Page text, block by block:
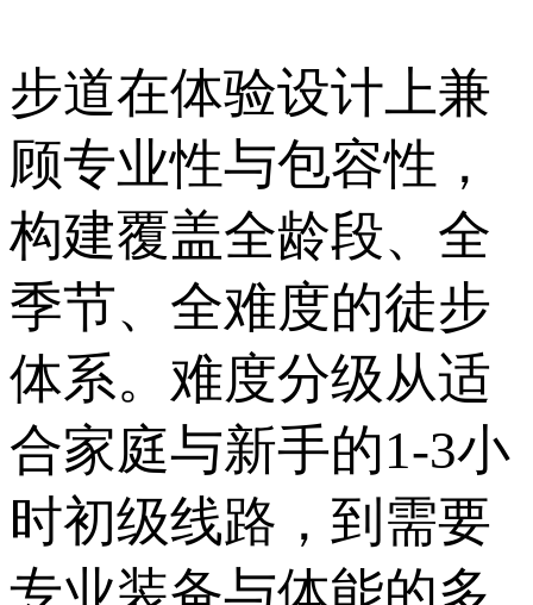
步道在体验设计上兼
顾专业性与包容性，
构建覆盖全龄段、全
季节、全难度的徒步
体系。难度分级从适
合家庭与新手的1-3小
时初级线路，到需要